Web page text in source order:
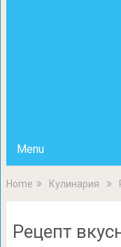
Menu
Home Кулинария
Рецепт